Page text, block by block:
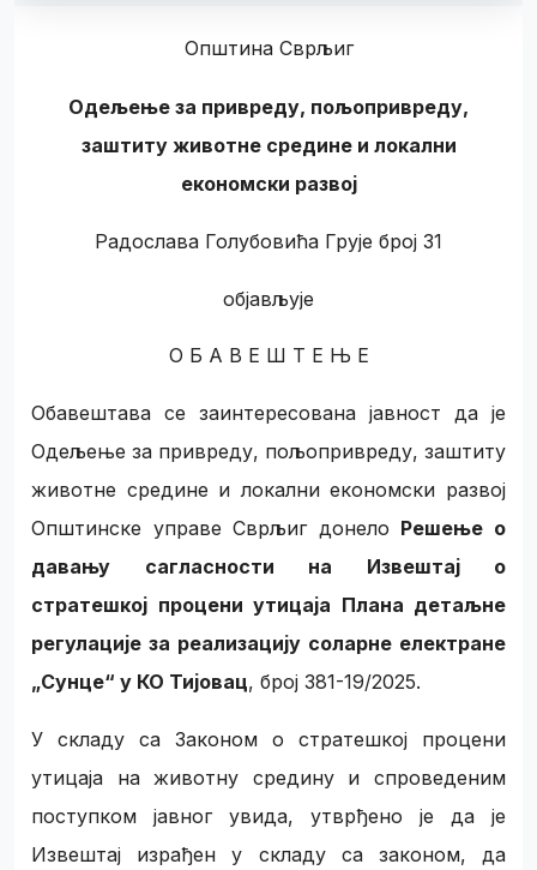
Општина Сврљиг
Одељење за привреду, пољопривреду,
заштиту животне средине и локални
економски развој
Радослава Голубовића Грује број 31
објављује
О Б А В Е Ш Т Е Њ Е
Обавештава се заинтересована јавност да је
Одељење за привреду, пољопривреду, заштиту
животне средине и локални економски развој
Општинске управе Сврљиг донело Решење о
давању сагласности на Извештај о
стратешкој процени утицаја Плана детаљне
регулације за реализацију соларне електране
„Сунце“ у КО Тијовац, број 381-19/2025.
У складу са Законом о стратешкој процени
утицаја на животну средину и спроведеним
поступком јавног увида, утврђено је да је
Извештај израђен у складу са законом, да